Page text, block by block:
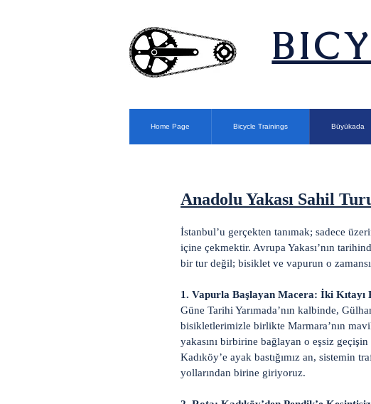
Home Page Bicycle Trainings Büyükada
Anadolu Yakası Sahil
İstanbul’u gerçekten tanımak; sadece
içine çekmektir. Avrupa Yakası’nın
bir tur değil; bisiklet ve vapurun o
1. Vapurla Başlayan Macera: İki Kıtayı
Güne Tarihi Yarımada’nın kalbinde,
bisikletlerimizle birlikte Marmara’nın
yakasını birbirine bağlayan o eşsiz geçişin
Kadıköy’e ayak bastığımız an,
yollarından birine giriyoruz.